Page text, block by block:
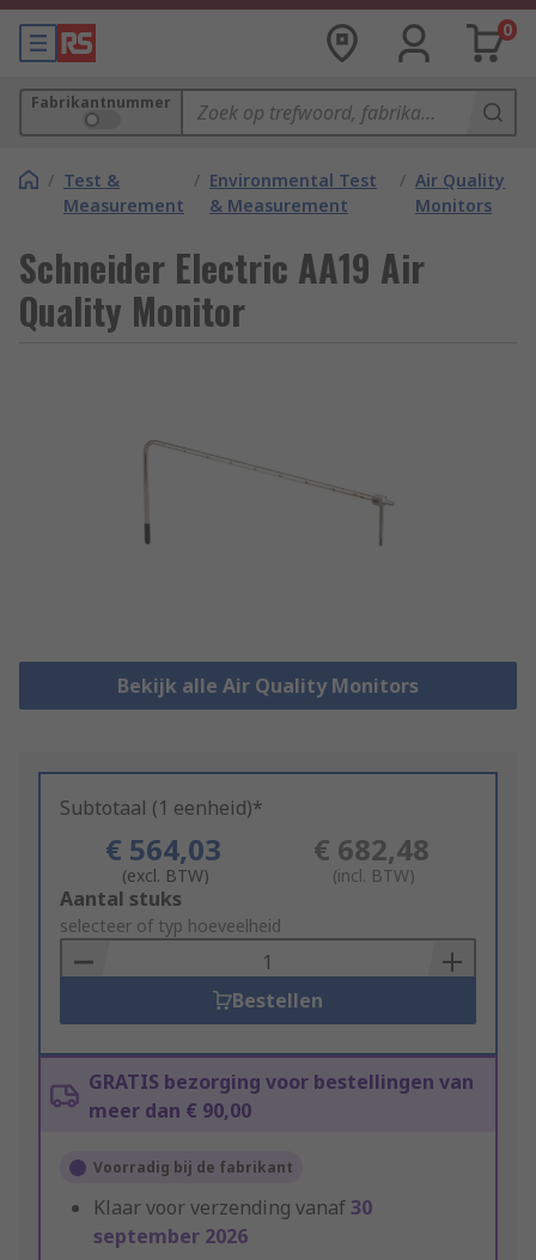
0
Fabrikantnummer
/ Test &
Measurement
/ Environmental Test
& Measurement
/ Air Quality
Monitors
Schneider Electric AA19 Air
Quality Monitor
Bekijk alle Air Quality Monitors
Subtotaal (1 eenheid)*
€ 564,03
(excl. BTW)
€ 682,48
(incl. BTW)
Add
to
Basket
Aantal stuks
selecteer of typ hoeveelheid
Bestellen
GRATIS bezorging voor bestellingen van
meer dan € 90,00
Voorradig bij de fabrikant
Klaar voor verzending vanaf30
september 2026